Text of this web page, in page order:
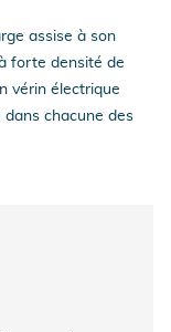
assise à son
forte densité de
vérin électrique
dans chacune des